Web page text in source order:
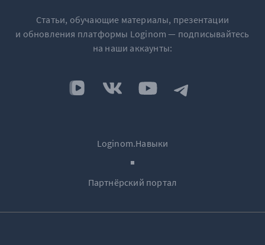
Статьи, обучающие материалы, презентации
и обновления платформы Loginom — подписывайтесь
на наши аккаунты:
Loginom.Навыки
Партнёрский портал